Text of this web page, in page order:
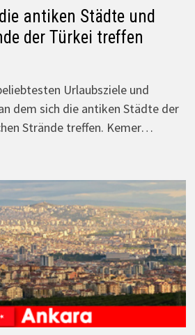
antiken Städte und
der Türkei treffen
Urlaubsziele und
dem sich die antiken Städte der
Strände treffen. Kemer…